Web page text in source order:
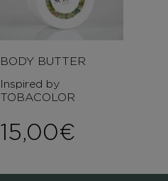
BODY BUTTER
Inspired by
TOBACOLOR
15,00€